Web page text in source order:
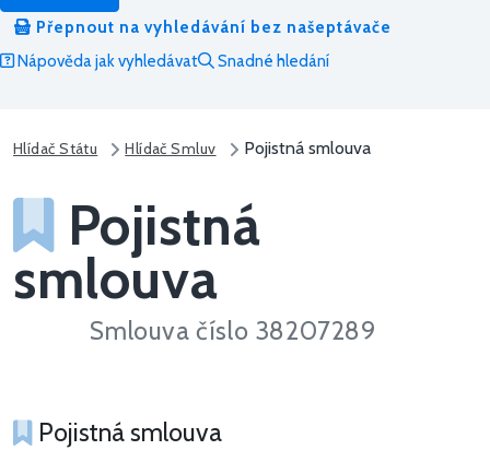
Přepnout na vyhledávání bez našeptávače
Nápověda jak vyhledávat
Snadné hledání
Hlídač Státu Hlídač Smluv Pojistná smlouva
Pojistná
smlouva
Smlouva číslo 38207289
Pojistná smlouva